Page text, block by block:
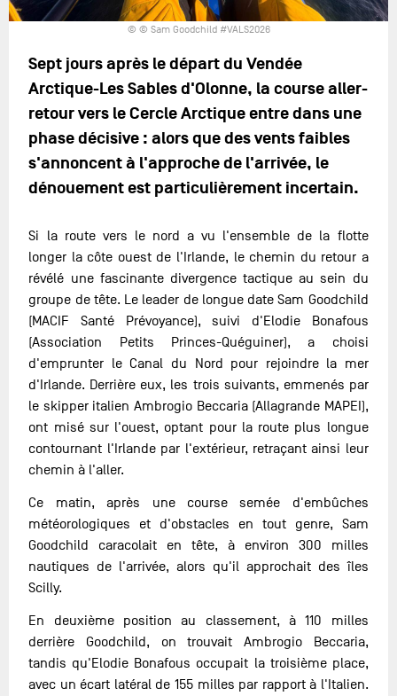
© © Sam Goodchild #VALS2026
Sept jours après le départ du Vendée
Arctique-Les Sables d'Olonne, la course aller-
retour vers le Cercle Arctique entre dans une
phase décisive : alors que des vents faibles
s'annoncent à l'approche de l'arrivée, le
dénouement est particulièrement incertain.
Si la route vers le nord a vu l'ensemble de la flotte
longer la côte ouest de l'Irlande, le chemin du retour a
révélé une fascinante divergence tactique au sein du
groupe de tête. Le leader de longue date Sam Goodchild
(MACIF Santé Prévoyance), suivi d'Elodie Bonafous
(Association Petits Princes-Quéguiner), a choisi
d'emprunter le Canal du Nord pour rejoindre la mer
d'Irlande. Derrière eux, les trois suivants, emmenés par
le skipper italien Ambrogio Beccaria (Allagrande MAPEI),
ont misé sur l'ouest, optant pour la route plus longue
contournant l'Irlande par l'extérieur, retraçant ainsi leur
chemin à l'aller.
Ce matin, après une course semée d'embûches
météorologiques et d'obstacles en tout genre, Sam
Goodchild caracolait en tête, à environ 300 milles
nautiques de l'arrivée, alors qu'il approchait des îles
Scilly.
En deuxième position au classement, à 110 milles
derrière Goodchild, on trouvait Ambrogio Beccaria,
tandis qu'Elodie Bonafous occupait la troisième place,
avec un écart latéral de 155 milles par rapport à l'Italien.